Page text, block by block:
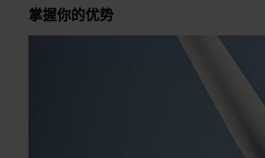
掌握你的优势